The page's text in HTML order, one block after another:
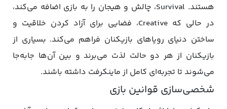
هستند. Survival، چالش و هیجان را به بازی اضافه می‌کند،
در حالی که Creative، فضایی برای آزاد کردن خلاقیت و
ساختن دنیای رویاهای بازیکنان فراهم می‌کند. بسیاری از
بازیکنان از هر دو حالت لذت می‌برند و بین آن‌ها جابه‌جا
می‌شوند تا تجربه‌ای کامل از ماینکرفت داشته باشند.
شخصی‌سازی قوانین بازی